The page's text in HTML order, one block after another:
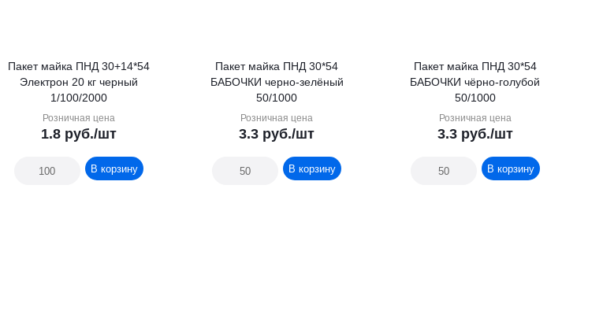
Пакет майка ПНД 30+14*54
Электрон 20 кг черный
1/100/2000
Розничная цена
1.8руб./шт
В корзину
Пакет майка ПНД 30*54
БАБОЧКИ черно-зелёный
50/1000
Розничная цена
3.3 руб./шт
В корзину
Пакет майка ПНД 30*54
БАБОЧКИ чёрно-голубой
50/1000
Розничная цена
3.3руб./шт
В корзину